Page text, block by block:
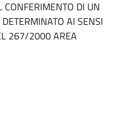
CONFERIMENTO DI UN
AI SENSI
267/2000 AREA